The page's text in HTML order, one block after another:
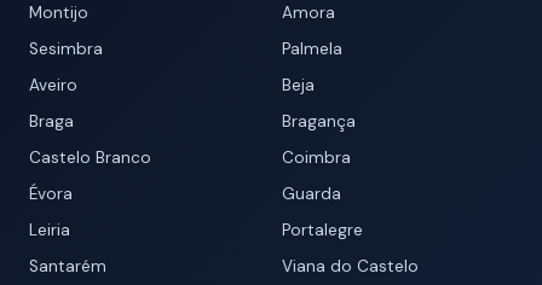
Montijo
Amora
Sesimbra
Palmela
Aveiro
Beja
Braga
Bragança
Castelo Branco
Coimbra
Évora
Guarda
Leiria
Portalegre
Santarém
Viana do Castelo